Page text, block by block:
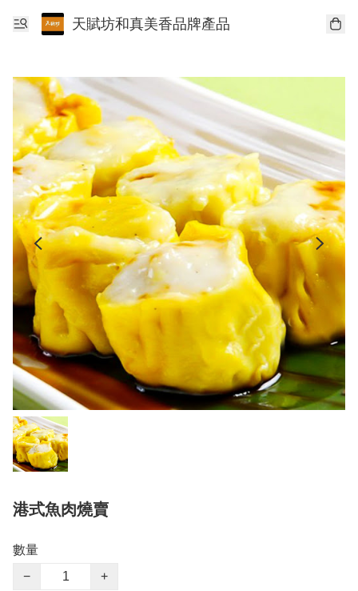
天賦坊和真美香品牌產品
港式魚肉燒賣
數量
−
+